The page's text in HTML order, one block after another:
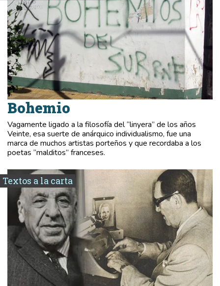
Bohemio
Vagamente ligado a la filosofía del “linyera” de los años
Veinte, esa suerte de anárquico individualismo, fue una
marca de muchos artistas porteños y que recordaba a los
poetas “malditos” franceses.
Textos a la carta